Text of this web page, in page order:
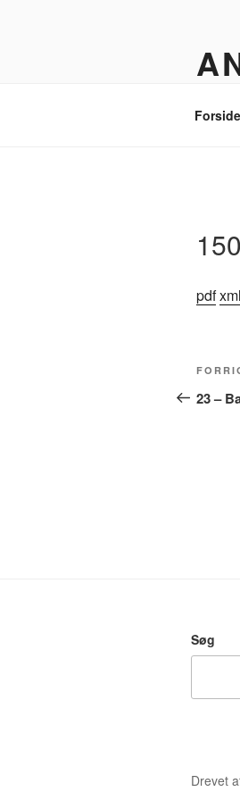
Forside
pdfxml
23 –
Søg
Drevet